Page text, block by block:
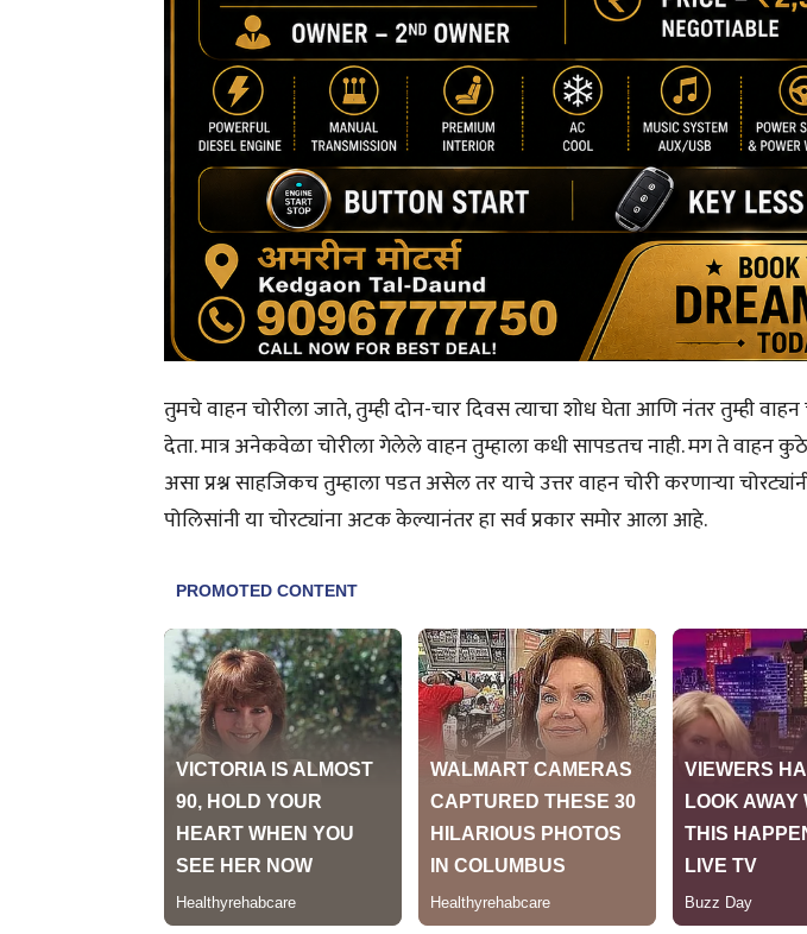
तुमचे वाहन चोरीला जाते, तुम्ही दोन-चार दिवस त्याचा शोध घेता आणि नंतर तुम्ही वाहन
देता. मात्र अनेकवेळा चोरीला गेलेले वाहन तुम्हाला कधी सापडतच नाही. मग ते वाहन
असा प्रश्न साहजिकच तुम्हाला पडत असेल तर याचे उत्तर वाहन चोरी करणाऱ्या
पोलिसांनी या चोरट्यांना अटक केल्यानंतर हा सर्व प्रकार समोर आला आहे.